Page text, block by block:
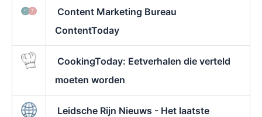
Content Marketing Bureau
ContentToday
CookingToday: Eetverhalen die verteld
moeten worden
Leidsche Rijn Nieuws - Het laatste